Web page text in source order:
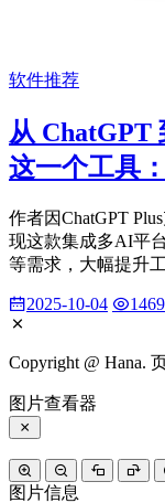
软件推荐
从 ChatGPT
这一个工具
作者因ChatGPT
现这款集成多AI平
等需求，大幅提升
2025-10-04 1469
Copyright @ Hana.
图片查看器
图片信息